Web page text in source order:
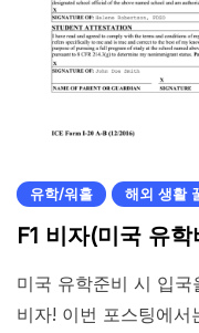
유학/워홀 해외 생활
F1 비자(미국 유
미국 유학준비 시 입
비자! 이번 포스팅에